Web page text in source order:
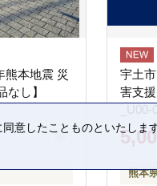
熊本地震 災
なし】
宇土
害支援
_U00-
熊本
意したことものといたしま